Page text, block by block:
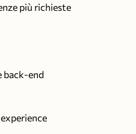
più richieste
back-end